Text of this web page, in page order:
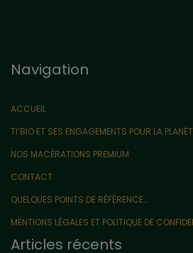
Navigation
ACCUEIL
TI’BIO ET SES ENGAGEMENTS POUR LA
NOS MACÉRATIONS PREMIUM
CONTACT
QUELQUES POINTS DE RÉFÉRENCE…
MENTIONS LÉGALES ET POLITIQUE DE
Articles récents